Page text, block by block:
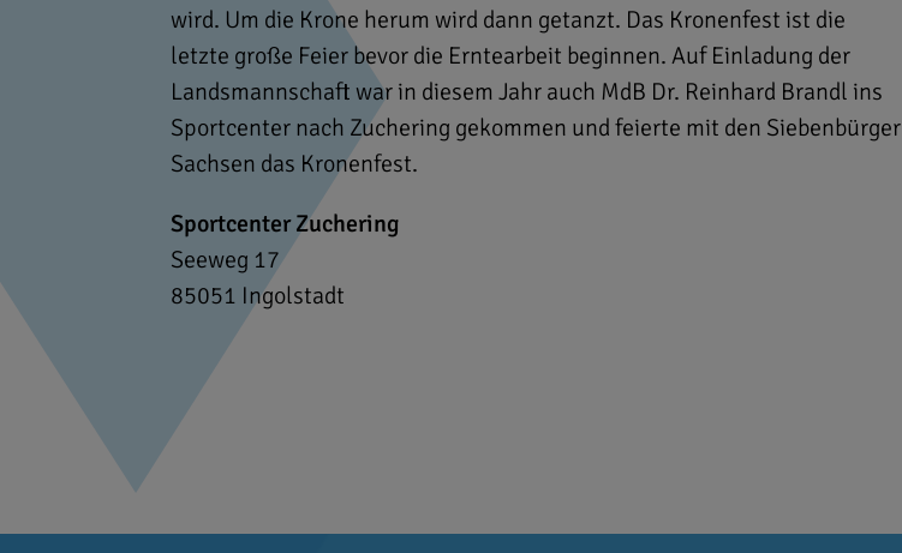
wird. Um die Krone herum wird dann getanzt. Das Kronenfest ist die
letzte große Feier bevor die Erntearbeit beginnen. Auf Einladung der
Landsmannschaft war in diesem Jahr auch MdB Dr. Reinhard Brandl ins
Sportcenter nach Zuchering gekommen und feierte mit den Siebenbürger
Sachsen das Kronenfest.
Sportcenter Zuchering
Seeweg 17
85051 Ingolstadt